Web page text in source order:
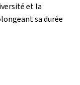
et la
sa durée